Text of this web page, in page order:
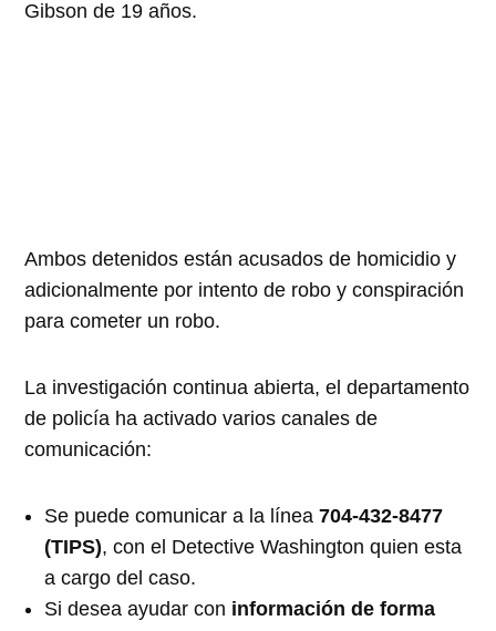
Gibson de 19 años.
Ambos detenidos están acusados de homicidio y
adicionalmente por intento de robo y conspiración
para cometer un robo.
La investigación continua abierta, el departamento
de policía ha activado varios canales de
comunicación:
Se puede comunicar a la línea704-432-8477
(TIPS), con el Detective Washington quien esta
a cargo del caso.
Si desea ayudar con información de forma